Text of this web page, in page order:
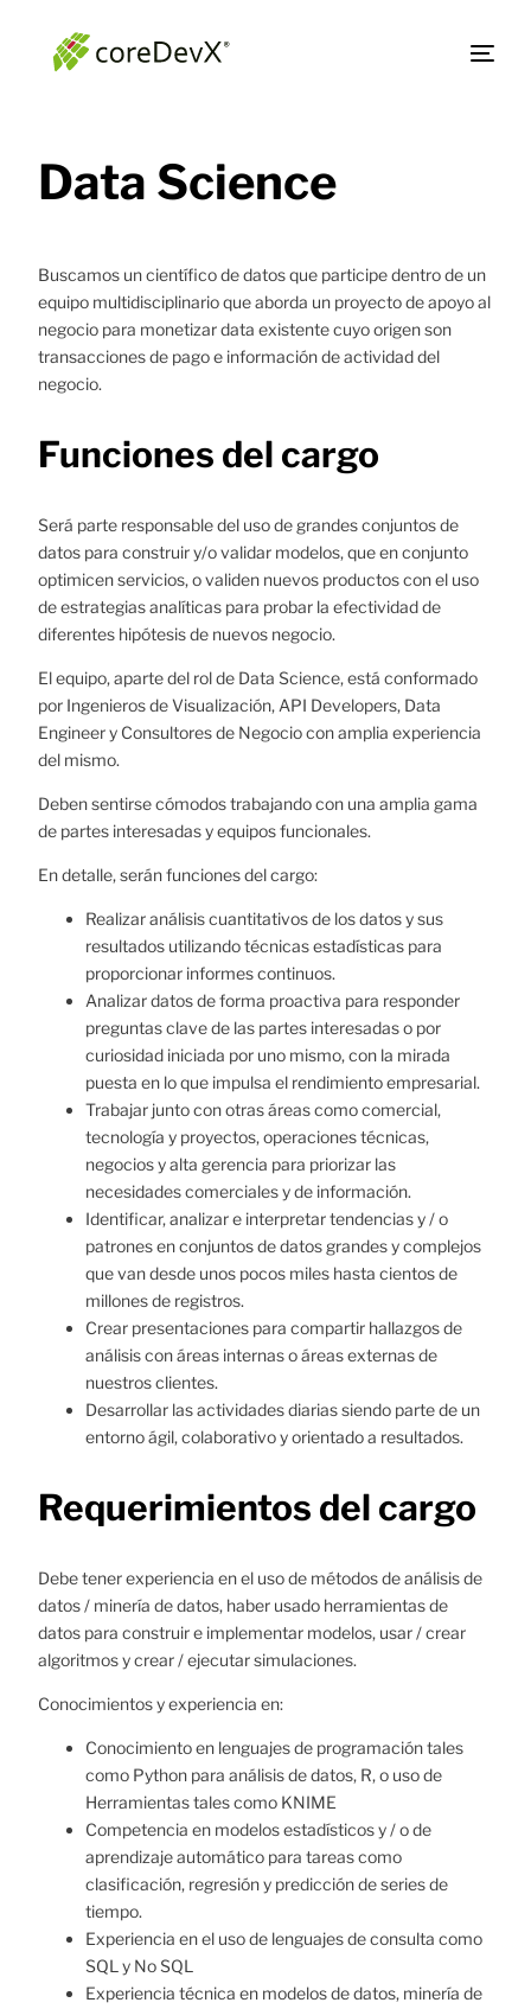
Data Science
Buscamos un científico de datos que participe dentro de un
equipo multidisciplinario que aborda un proyecto de apoyo al
negocio para monetizar data existente cuyo origen son
transacciones de pago e información de actividad del
negocio.
Funciones del cargo
Será parte responsable del uso de grandes conjuntos de
datos para construir y/o validar modelos, que en conjunto
optimicen servicios, o validen nuevos productos con el uso
de estrategias analíticas para probar la efectividad de
diferentes hipótesis de nuevos negocio.
El equipo, aparte del rol de Data Science, está conformado
por Ingenieros de Visualización, API Developers, Data
Engineer y Consultores de Negocio con amplia experiencia
del mismo.
Deben sentirse cómodos trabajando con una amplia gama
de partes interesadas y equipos funcionales.
En detalle, serán funciones del cargo:
Realizar análisis cuantitativos de los datos y sus
resultados utilizando técnicas estadísticas para
proporcionar informes continuos.
Analizar datos de forma proactiva para responder
preguntas clave de las partes interesadas o por
curiosidad iniciada por uno mismo, con la mirada
puesta en lo que impulsa el rendimiento empresarial.
Trabajar junto con otras áreas como comercial,
tecnología y proyectos, operaciones técnicas,
negocios y alta gerencia para priorizar las
necesidades comerciales y de información.
Identificar, analizar e interpretar tendencias y / o
patrones en conjuntos de datos grandes y complejos
que van desde unos pocos miles hasta cientos de
millones de registros.
Crear presentaciones para compartir hallazgos de
análisis con áreas internas o áreas externas de
nuestros clientes.
Desarrollar las actividades diarias siendo parte de un
entorno ágil, colaborativo y orientado a resultados.
Requerimientos del cargo
Debe tener experiencia en el uso de métodos de análisis de
datos / minería de datos, haber usado herramientas de
datos para construir e implementar modelos, usar / crear
algoritmos y crear / ejecutar simulaciones.
Conocimientos y experiencia en:
Conocimiento en lenguajes de programación tales
como Python para análisis de datos, R, o uso de
Herramientas tales como KNIME
Competencia en modelos estadísticos y / o de
aprendizaje automático para tareas como
clasificación, regresión y predicción de series de
tiempo.
Experiencia en el uso de lenguajes de consulta como
SQL y No SQL
Experiencia técnica en modelos de datos, minería de